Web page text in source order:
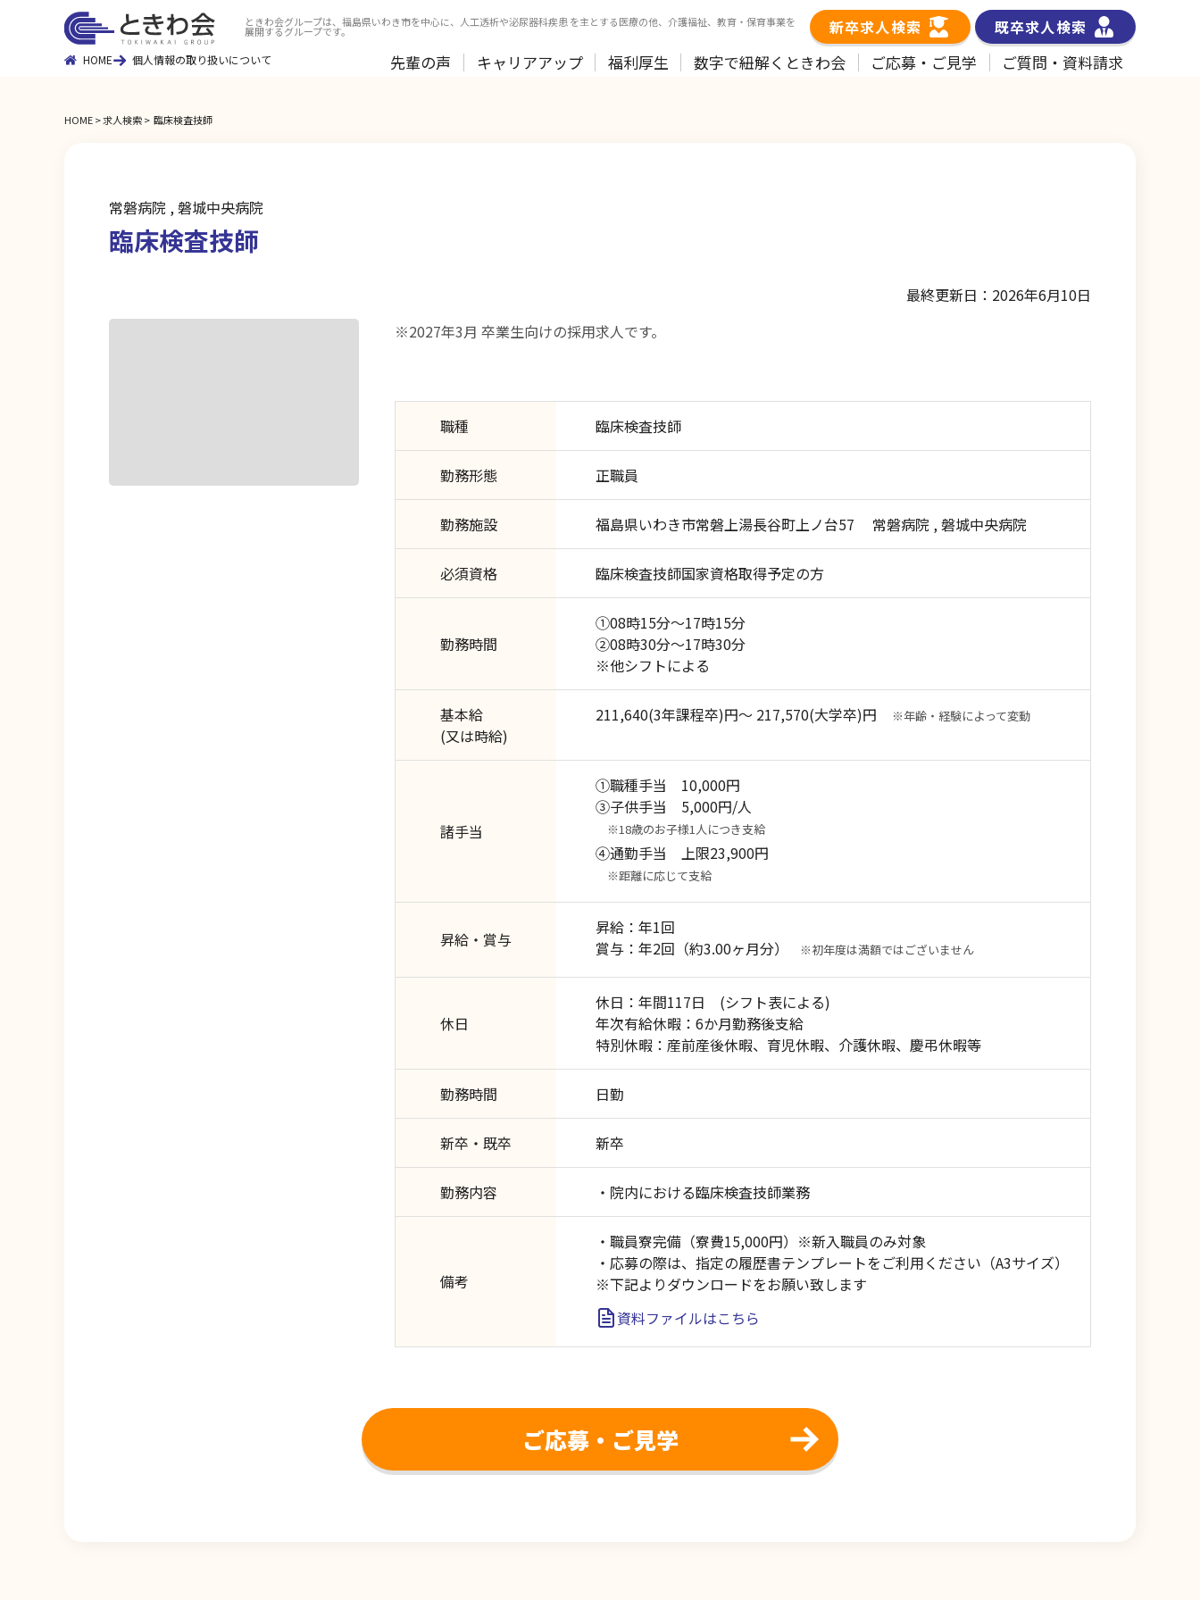
ときわ会グループは、福島県いわき市を中心に、人工透析や泌尿器科疾患 を主とする医療の他、介護福祉、教育・保育事業を
展開するグループです。 新卒求人検索 既卒求人検索
HOME 個人情報の取り扱いについて 先輩の声 キャリアアップ 福利厚生 数字で紐解くときわ会 ご応募・ご見学 ご質問・資料請求
HOME 求人検索 臨床検査技師
常磐病院 , 磐城中央病院
臨床検査技師
最終更新日：2026年6月10日
※2027年3月 卒業生向けの採用求人です。
職種 臨床検査技師
勤務形態 正職員
勤務施設 福島県いわき市常磐上湯長谷町上ノ台57 常磐病院 , 磐城中央病院
必須資格 臨床検査技師国家資格取得予定の方
勤務時間
①08時15分～17時15分
②08時30分～17時30分
※他シフトによる
基本給
(又は時給)
211,640(3年課程卒)円～ 217,570(大学卒)円 ※年齢・経験によって変動
諸手当
①職種手当 10,000円
③子供手当 5,000円/人
※18歳のお子様1人につき支給
④通勤手当 上限23,900円
※距離に応じて支給
昇給・賞与
昇給：年1回
賞与：年2回（約3.00ヶ月分）
※初年度は満額ではございません
休日
休日：年間117日 (シフト表による)
年次有給休暇：6か月勤務後支給
特別休暇：産前産後休暇、育児休暇、介護休暇、慶弔休暇等
勤務時間 日勤
新卒・既卒 新卒
勤務内容 ・院内における臨床検査技師業務
備考
・職員寮完備（寮費15,000円）※新入職員のみ対象
・応募の際は、指定の履歴書テンプレートをご利用ください（A3サイズ）
※下記よりダウンロードをお願い致します
資料ファイルはこちら
ご応募・ご見学